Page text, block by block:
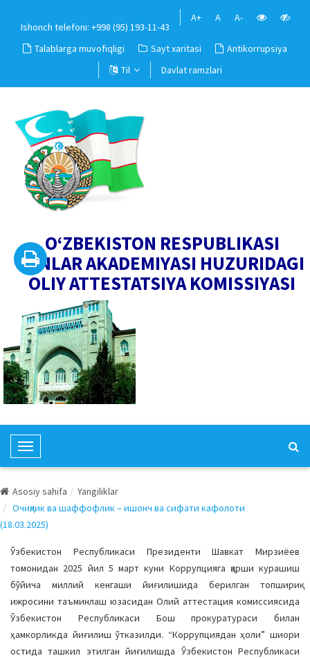
Ishonch telefoni: +998 (95) 193-11-43
A+ A A-
Talablarga muvofiqligi Sayt xaritasi
Antikorrupsiya
Til
Davlat ramzlari
O‘ZBEKISTON RESPUBLIKASI
FANLAR AKADEMIYASI HUZURIDAGI
OLIY ATTESTATSIYA KOMISSIYASI
T
o
g
l
e
N
a
v
i
g
a
t
Asosiy sahifa
Yangiliklar
Очиқлик ва шаффофлик – ишонч ва сифати кафолоти
(18.03.2025)
Ўзбекистон Республикаси Президенти Шавкат Мирзиёев
томонидан 2025 йил 5 март куни Коррупцияга қарши курашиш
бўйича миллий кенгаши йиғилишида берилган топшириқ
ижросини таъминлаш юзасидан Олий аттестация комиссиясида
Ўзбекистон Республикаси Бош прокуратураси билан
ҳамкорликда йиғилиш ўтказилди. “Коррупциядан ҳоли” шиори
остида ташкил этилган йиғилишда Ўзбекистон Республикаси